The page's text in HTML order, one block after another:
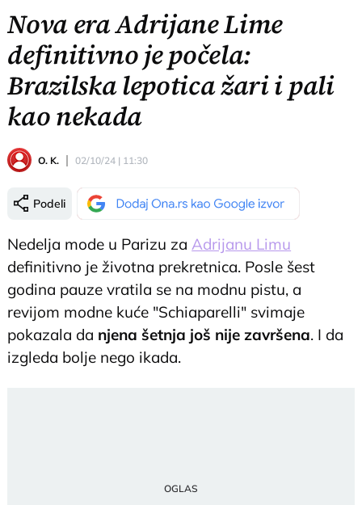
Nova era Adrijane Lime
definitivno je počela:
Brazilska lepotica žari i pali
kao nekada
O. K. 02/10/24 | 11:30
Podeli
Nedelja mode u Parizu za Adrijanu Limu
definitivno je životna prekretnica. Posle šest
godina pauze vratila se na modnu pistu, a
revijom modne kuće "Schiaparelli" svimaje
pokazala da njena šetnja još nije završena. I da
izgleda bolje nego ikada.